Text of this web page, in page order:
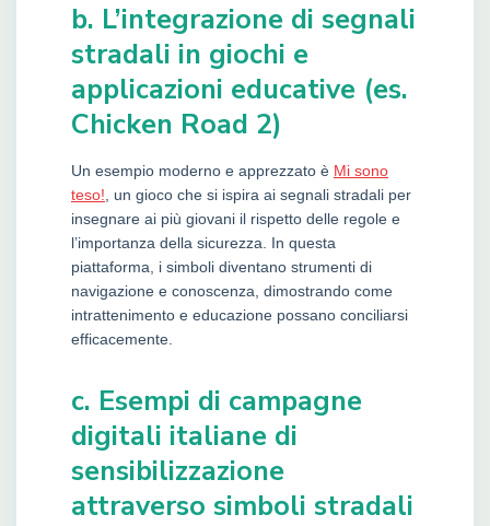
b. L’integrazione di segnali
stradali in giochi e
applicazioni educative (es.
Chicken Road 2)
Un esempio moderno e apprezzato è Mi sono
teso! , un gioco che si ispira ai segnali stradali per
insegnare ai più giovani il rispetto delle regole e
l’importanza della sicurezza. In questa
piattaforma, i simboli diventano strumenti di
navigazione e conoscenza, dimostrando come
intrattenimento e educazione possano conciliarsi
efficacemente.
c. Esempi di campagne
digitali italiane di
sensibilizzazione
attraverso simboli stradali